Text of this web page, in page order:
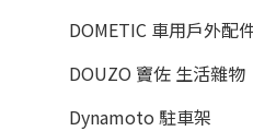
DOMETIC 車用戶外配
DOUZO 竇佐 生活雜物
Dynamoto 駐車架